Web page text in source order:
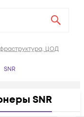
ЦОД
SNR
SNR